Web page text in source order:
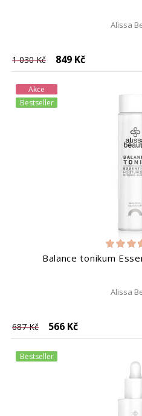
Alissa
1 030 Kč 849 Kč
Akce
Bestseller
Balance tonikum
Alissa
687 Kč 566 Kč
Bestseller